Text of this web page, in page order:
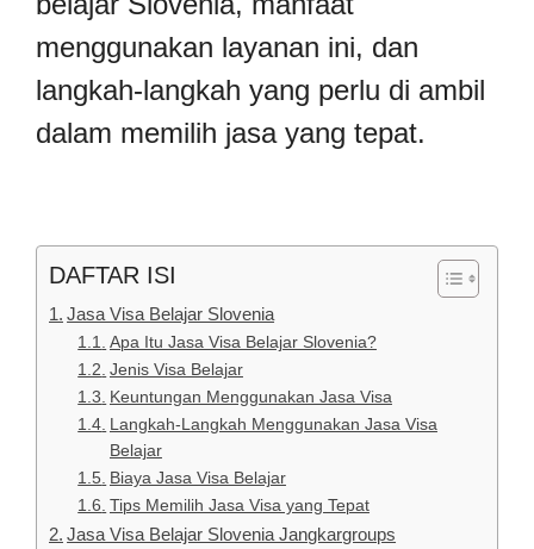
menggunakan layanan ini, dan
langkah-langkah yang perlu di ambil
dalam memilih jasa yang tepat.
DAFTAR ISI
Jasa Visa Belajar Slovenia
Apa Itu Jasa Visa Belajar Slovenia?
Jenis Visa Belajar
Keuntungan Menggunakan Jasa Visa
Langkah-Langkah Menggunakan Jasa Visa
Belajar
Biaya Jasa Visa Belajar
Tips Memilih Jasa Visa yang Tepat
Jasa Visa Belajar Slovenia Jangkargroups